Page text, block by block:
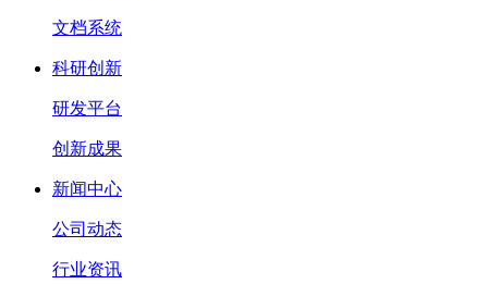
文档系统
科研创新
研发平台
创新成果
新闻中心
公司动态
行业资讯